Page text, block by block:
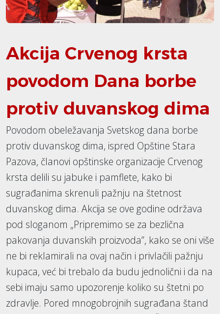
Akcija Crvenog krsta
povodom Dana borbe
protiv duvanskog dima
Povodom obeležavanja Svetskog dana borbe
protiv duvanskog dima, ispred Opštine Stara
Pazova, članovi opštinske organizacije Crvenog
krsta delili su jabuke i pamflete, kako bi
sugrađanima skrenuli pažnju na štetnost
duvanskog dima. Akcija se ove godine održava
pod sloganom „Pripremimo se za bezlična
pakovanja duvanskih proizvoda”, kako se oni više
ne bi reklamirali na ovaj način i privlačili pažnju
kupaca, već bi trebalo da budu jednolični i da na
sebi imaju samo upozorenje koliko su štetni po
zdravlje. Pored mnogobrojnih sugrađana štand